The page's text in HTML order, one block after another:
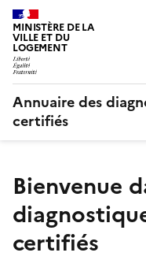
MINISTÈRE DE LA
VILLE ET DU
LOGEMENT
Annuaire des
certifiés
Bienvenue
certifiés